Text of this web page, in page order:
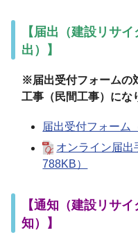
【届出（建設リサ
出）】
※届出受付フォームの
工事（民間工事）にな
届出受付フォーム
オンライン届出
788KB）
【通知（建設リサ
知）】